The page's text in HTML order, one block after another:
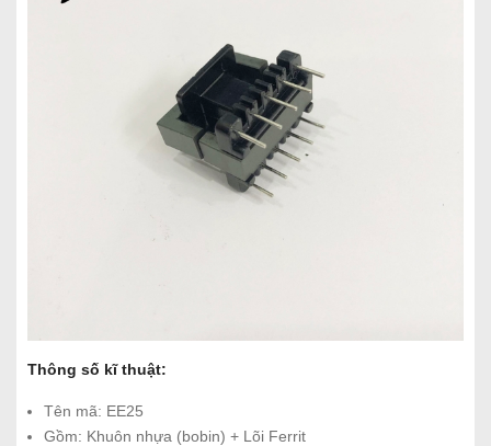
Thông số kĩ thuật:
Tên mã: EE25
Gồm: Khuôn nhựa (bobin) + Lõi Ferrit